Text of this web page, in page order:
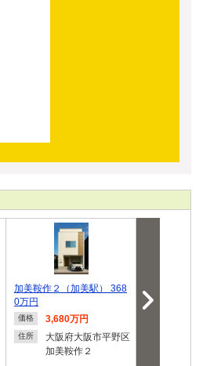
加美鞍作２（加美駅） 368
0万円
価格 3,680万円
住所
大阪府大阪市平野区
加美鞍作２
4399万円